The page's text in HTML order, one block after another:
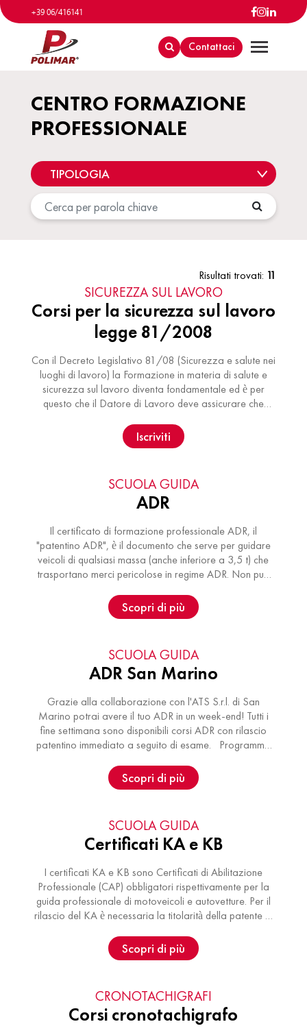
+39 06/416141
Contattaci
CENTRO FORMAZIONE
PROFESSIONALE
Risultati trovati: 11
SICUREZZA SUL LAVORO
Corsi per la sicurezza sul lavoro
legge 81/2008
Con il Decreto Legislativo 81/08 (Sicurezza e salute nei
luoghi di lavoro) la Formazione in materia di salute e
sicurezza sul lavoro diventa fondamentale ed è per
questo che il Datore di Lavoro deve assicurare che
Iscriviti
SCUOLA GUIDA
ADR
Il certificato di formazione professionale ADR, il
"patentino ADR", è il documento che serve per guidare
veicoli di qualsiasi massa (anche inferiore a 3,5 t) che
trasportano merci pericolose in regime ADR. Non può
Scopri di più
SCUOLA GUIDA
ADR San Marino
Grazie alla collaborazione con l'ATS S.r.l. di San
Marino potrai avere il tuo ADR in un week-end! Tutti i
fine settimana sono disponibili corsi ADR con rilascio
patentino immediato a seguito di esame. Programma
Scopri di più
SCUOLA GUIDA
Certificati KA e KB
I certificati KA e KB sono Certificati di Abilitazione
Professionale (CAP) obbligatori rispettivamente per la
guida professionale di motoveicoli e autovetture. Per il
rilascio del KA è necessaria la titolarità della patente di
Scopri di più
CRONOTACHIGRAFI
Corsi cronotachigrafo